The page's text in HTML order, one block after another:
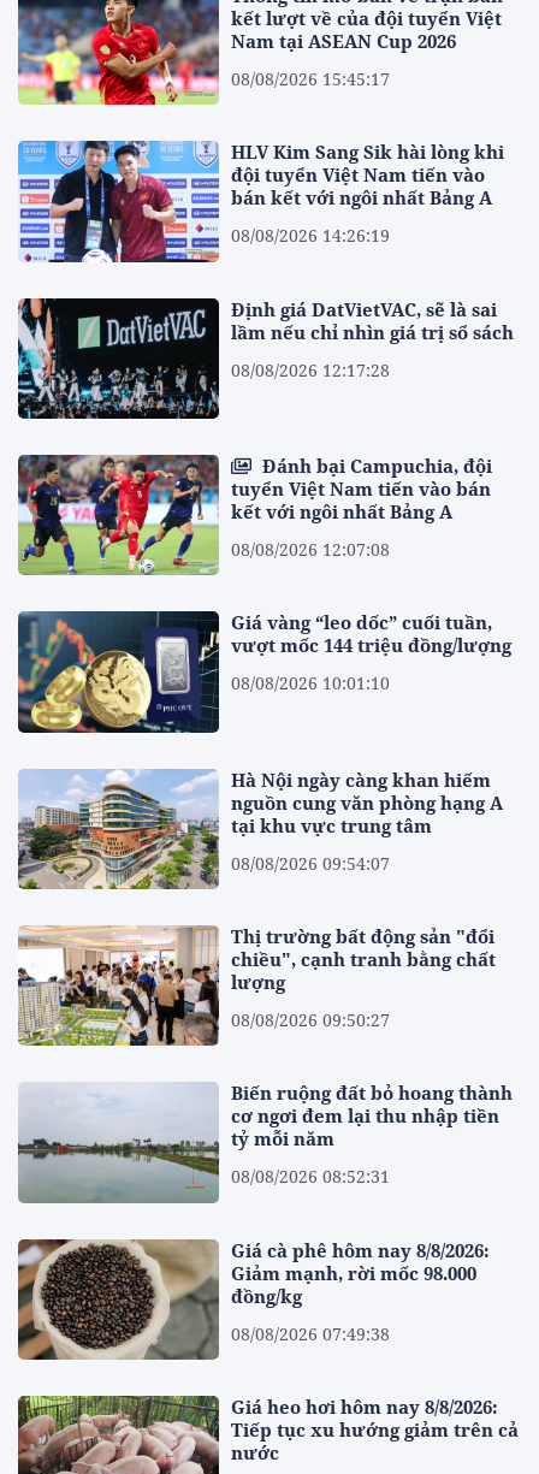
kết lượt về của đội tuyển Việt
Nam tại ASEAN Cup 2026
08/08/2026 15:45:17
HLV Kim Sang Sik hài lòng khi
đội tuyển Việt Nam tiến vào
bán kết với ngôi nhất Bảng A
08/08/2026 14:26:19
Định giá DatVietVAC, sẽ là sai
lầm nếu chỉ nhìn giá trị sổ sách
08/08/2026 12:17:28
Đánh bại Campuchia, đội
tuyển Việt Nam tiến vào bán
kết với ngôi nhất Bảng A
08/08/2026 12:07:08
Giá vàng “leo dốc” cuối tuần,
vượt mốc 144 triệu đồng/lượng
08/08/2026 10:01:10
Hà Nội ngày càng khan hiếm
nguồn cung văn phòng hạng A
tại khu vực trung tâm
08/08/2026 09:54:07
Thị trường bất động sản "đổi
chiều", cạnh tranh bằng chất
lượng
08/08/2026 09:50:27
Biến ruộng đất bỏ hoang thành
cơ ngơi đem lại thu nhập tiền
tỷ mỗi năm
08/08/2026 08:52:31
Giá cà phê hôm nay 8/8/2026:
Giảm mạnh, rời mốc 98.000
đồng/kg
08/08/2026 07:49:38
Giá heo hơi hôm nay 8/8/2026:
Tiếp tục xu hướng giảm trên cả
nước